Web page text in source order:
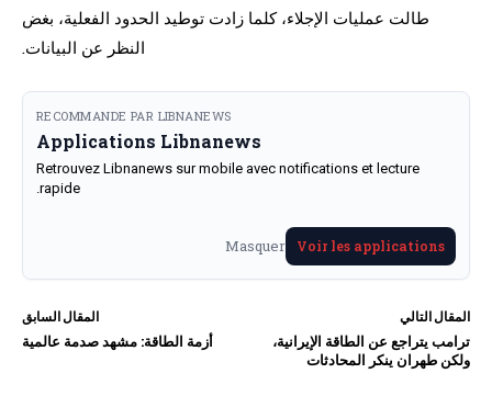
طالت عمليات الإجلاء، كلما زادت توطيد الحدود الفعلية، بغض
النظر عن البيانات.
RECOMMANDE PAR LIBNANEWS
Applications Libnanews
Retrouvez Libnanews sur mobile avec notifications et lecture
rapide.
Voir les applications
Masquer
المقال السابق
أزمة الطاقة: مشهد صدمة عالمية
المقال التالي
ترامب يتراجع عن الطاقة الإيرانية،
ولكن طهران ينكر المحادثات